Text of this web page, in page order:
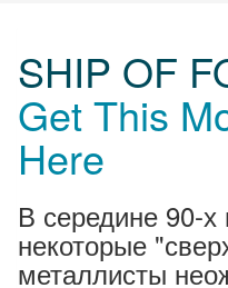
SHIP OF
Get This
Here
В середине 90-
некоторые
металлисты